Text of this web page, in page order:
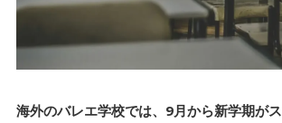
2-6.
12:40〜14:10 ロシア語
14:30〜16:00 ロシア史
2-9.
16:20〜17:50 キャラクターダンス
海外のバレエ学校では、9月から新学期がス